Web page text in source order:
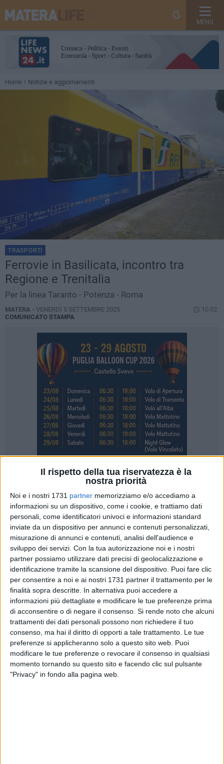
Il rispetto della tua riservatezza è la
nostra priorità
Noi e i nostri 1731 partner memorizziamo e/o accediamo a
informazioni su un dispositivo, come i cookie, e trattiamo dati
personali, come identificatori univoci e informazioni standard
inviate da un dispositivo per annunci e contenuti personalizzati,
misurazione di annunci e contenuti, analisi dell'audience e
sviluppo dei servizi. Con la tua autorizzazione noi e i nostri
partner possiamo utilizzare dati precisi di geolocalizzazione e
identificazione tramite la scansione del dispositivo. Puoi fare clic
per consentire a noi e ai nostri 1731 partner il trattamento per le
finalità sopra descritte. In alternativa puoi accedere a
informazioni più dettagliate e modificare le tue preferenze prima
di acconsentire o di negare il consenso. Si rende noto che alcuni
trattamenti dei dati personali possono non richiedere il tuo
consenso, ma hai il diritto di opporti a tale trattamento. Le tue
preferenze si applicheranno solo a questo sito web. Puoi
modificare le tue preferenze o revocare il consenso in qualsiasi
momento tornando su questo sito e facendo clic sul pulsante
"Privacy" in fondo alla pagina web.
MENU
Home Notizie e aggiornamenti
TRASPORTI
Ferrovie in Basilicata, incontro tra
Regione e Trenitalia
Per la linea Taranto - Potenza - Roma
MATERA - VENERDÌ 5 SETTEMBRE 2025
10.02
COMUNICATO STAMPA
Un tavolo tecnico di confronto tra la Regione Basilicata e
Trenitalia per la ridefinizione delle condizioni contrattuali
relative al servizio Frecciarossa Taranto-Roma via Potenza, il
cui contratto attuale scadrà il 30 settembre. È quanto
emerso nel corso di un incontro che si è tenuto a Roma tra
l'assessore regionale alle Infrastrutture, Pasquale Pepe, e i
vertici di Trenitalia. L'obiettivo condiviso è quello di garantire
la continuità del collegamento ad Alta Velocità, valutando
nuove modalità di sostenibilità economica e una
distribuzione dei costi tra le Regioni coinvolte.
"La Regione Basilicata è determinata a mantenere il servizio
Frecciarossa, ma è necessario rivedere le condizioni attuali,
anche alla luce dei dati di traffico", ha dichiarato l'assessore
Pepe. Il tavolo tecnico sarà operativo nei prossimi giorni e
rappresenta un passaggio strategico per assicurare un